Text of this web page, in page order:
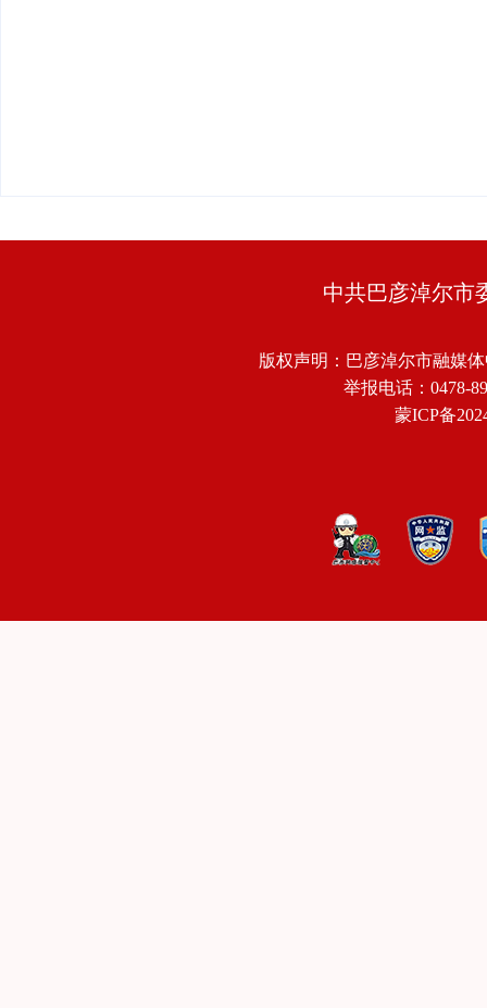
中共巴彦淖尔市
版权声明：巴彦淖尔市融媒
举报电话：0478-
蒙ICP备